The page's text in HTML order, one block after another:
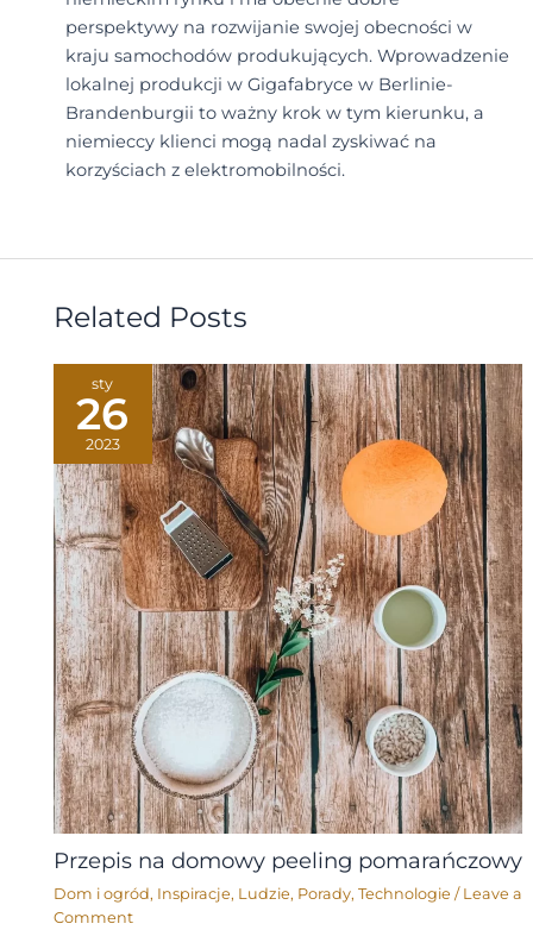
perspektywy na rozwijanie swojej obecności w
kraju samochodów produkujących. Wprowadzenie
lokalnej produkcji w Gigafabryce w Berlinie-
Brandenburgii to ważny krok w tym kierunku, a
niemieccy klienci mogą nadal zyskiwać na
korzyściach z elektromobilności.
Related Posts
sty
26
2023
Przepis na domowy peeling pomarańczowy
Dom i ogród, Inspiracje, Ludzie, Porady, Technologie / Leave a
Comment